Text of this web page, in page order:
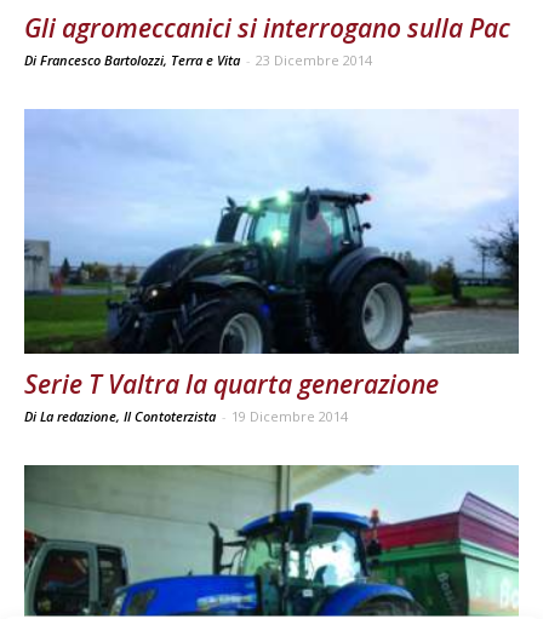
Gli agromeccanici si interrogano sulla Pac
Di Francesco Bartolozzi, Terra e Vita - 23 Dicembre 2014
Serie T Valtra la quarta generazione
Di La redazione, Il Contoterzista - 19 Dicembre 2014